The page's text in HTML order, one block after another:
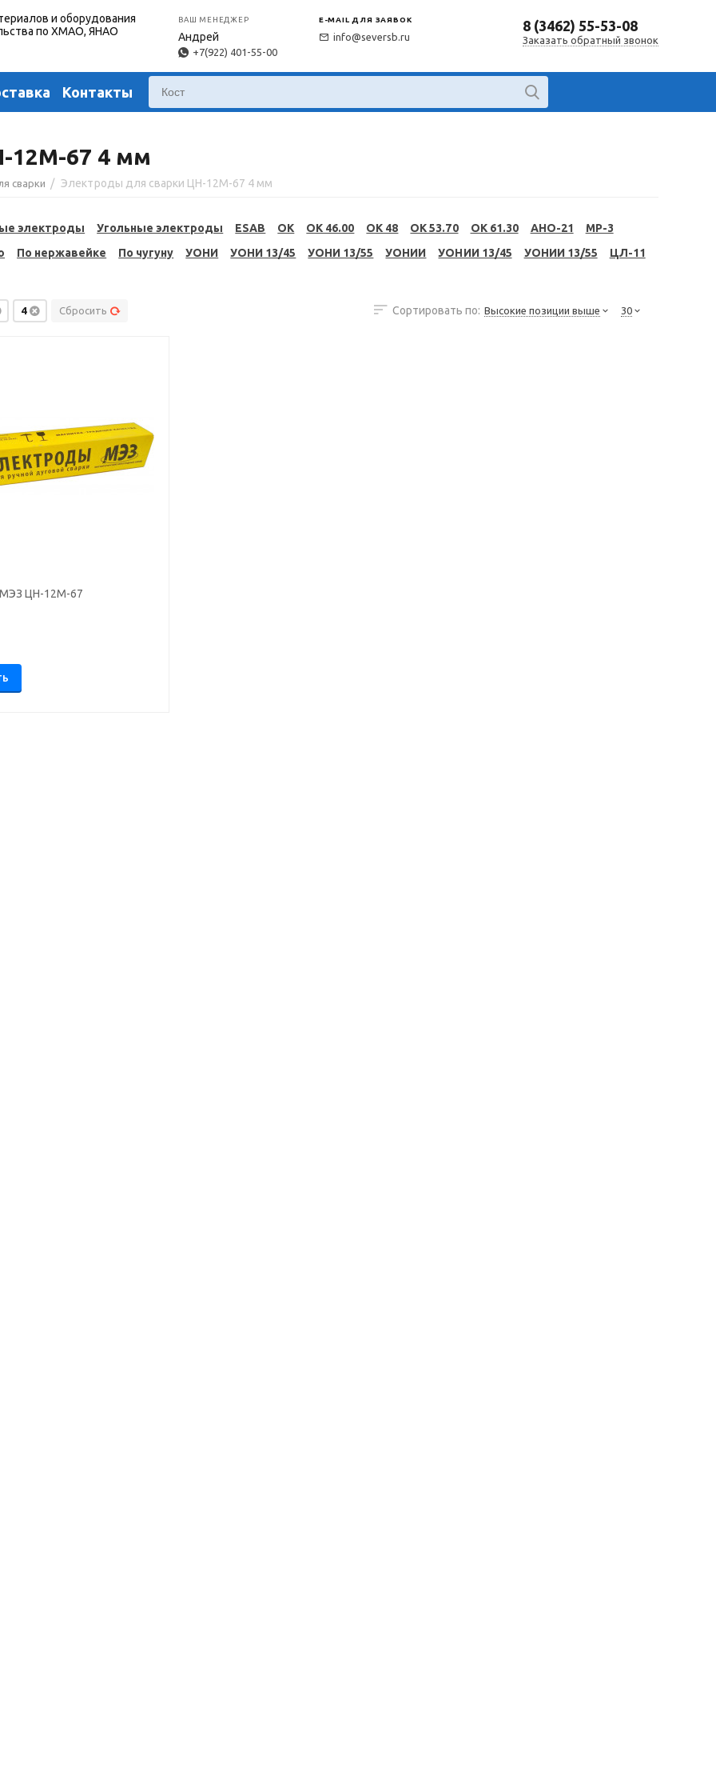
и оборудования
по ХМАО, ЯНАО
ВАШ МЕНЕДЖЕР
Андрей
+7(922) 401-55-00
E-MAIL ДЛЯ ЗАЯВОК
info@seversb.ru
8 (3462) 55-53-08
Заказать обратный звонок
Контакты
12М-67 4 мм
сварки / Электроды для сварки ЦН-12М-67 4 мм
электроды Угольные электроды ESAB OK OK 46.00 OK 48 OK 53.70 OK 61.30 АНО-21
МР-3
По нержавейке По чугуну УОНИ УОНИ 13/45 УОНИ 13/55 УОНИИ УОНИИ 13/45 УОНИИ 13/55
ЦЛ-11
4 Сбросить Сортировать по: Высокие позиции выше 30
ЦН-12М-67